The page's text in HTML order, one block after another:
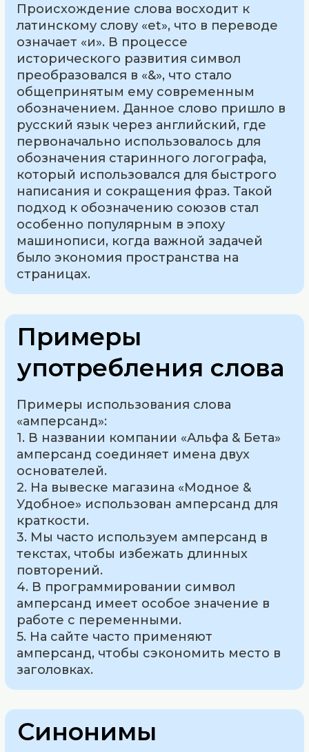
Происхождение слова восходит к
латинскому слову «et», что в переводе
означает «и». В процессе
исторического развития символ
преобразовался в «&», что стало
общепринятым ему современным
обозначением. Данное слово пришло в
русский язык через английский, где
первоначально использовалось для
обозначения старинного логографа,
который использовался для быстрого
написания и сокращения фраз. Такой
подход к обозначению союзов стал
особенно популярным в эпоху
машинописи, когда важной задачей
было экономия пространства на
страницах.
Примеры
употребления слова
Примеры использования слова
«амперсанд»:
1. В названии компании «Альфа & Бета»
амперсанд соединяет имена двух
основателей.
2. На вывеске магазина «Модное &
Удобное» использован амперсанд для
краткости.
3. Мы часто используем амперсанд в
текстах, чтобы избежать длинных
повторений.
4. В программировании символ
амперсанд имеет особое значение в
работе с переменными.
5. На сайте часто применяют
амперсанд, чтобы сэкономить место в
заголовках.
Синонимы